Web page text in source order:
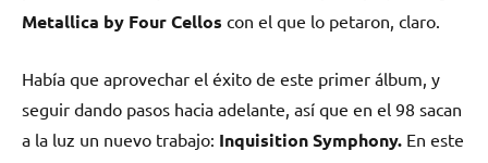
Metallica by Four Cellos con el que lo petaron, claro.
Había que aprovechar el éxito de este primer álbum, y
seguir dando pasos hacia adelante, así que en el 98 sacan
a la luz un nuevo trabajo: Inquisition Symphony. En este